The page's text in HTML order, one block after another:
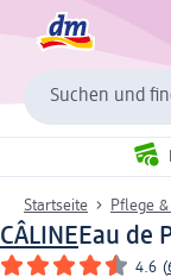
Suchen und
Startseite Pflege
CÂLINEEau de
4.6 (